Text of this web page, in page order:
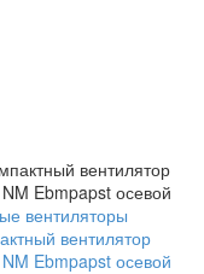
вентиляторы
вентилятор
Ebmpapst осевой